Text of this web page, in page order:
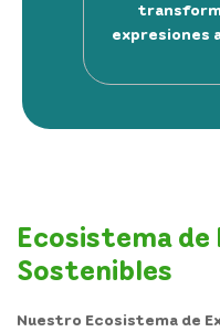
expresiones
Ecosistema de
Sostenibles
Nuestro Ecosistema de